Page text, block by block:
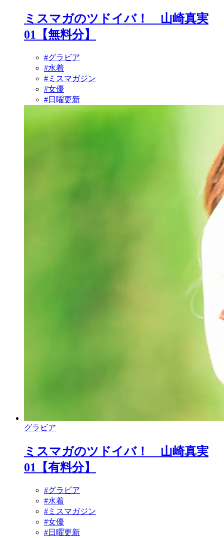
ミスマガのツドイバ！ 山崎真実
01【無料分】
#グラビア
#水着
#ミスマガジン
#女優
#日曜更新
グラビア
ミスマガのツドイバ！ 山崎真実
01【有料分】
#グラビア
#水着
#ミスマガジン
#女優
#日曜更新